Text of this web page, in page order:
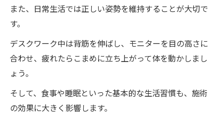
また、日常生活では正しい姿勢を維持することが大切で
す。
デスクワーク中は背筋を伸ばし、モニターを目の高さに
合わせ、疲れたらこまめに立ち上がって体を動かしまし
ょう。
そして、食事や睡眠といった基本的な生活習慣も、施術
の効果に大きく影響します。